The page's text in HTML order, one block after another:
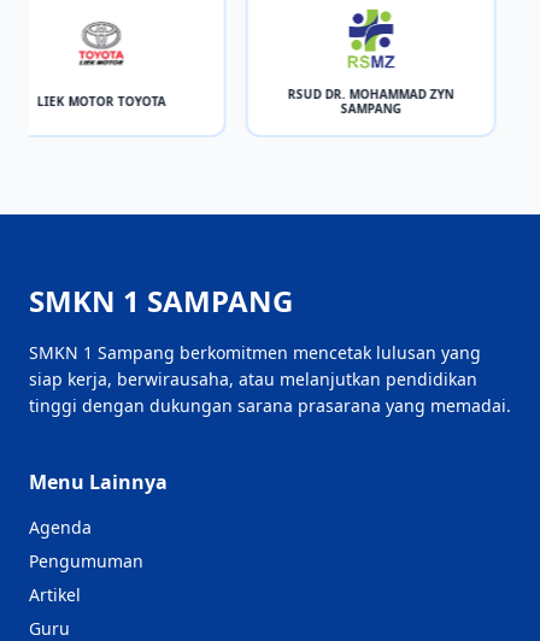
LIEK MOTOR TOYOTA
RSUD DR. MOHAMMAD ZYN
SAMPANG
SMKN 1 SAMPANG
SMKN 1 Sampang berkomitmen mencetak lulusan yang
siap kerja, berwirausaha, atau melanjutkan pendidikan
tinggi dengan dukungan sarana prasarana yang memadai.
Menu Lainnya
Agenda
Pengumuman
Artikel
Guru